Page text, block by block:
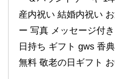
産内祝い 結婚内祝い
ー 写真 メッセージ付
日持ち ギフト gws 香
無料 敬老の日ギフト